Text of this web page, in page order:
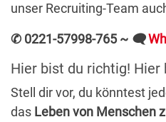
unser Recruiting-Team
✆ 0221-57998-765 ~ 🗨
Hier bist du richtig! Hier
Stell dir vor, du könntest
das Leben von Menschen